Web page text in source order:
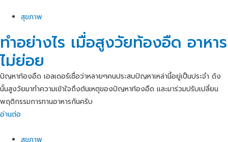
สุขภาพ
ทำอย่างไร เมื่อสูงวัยท้องอืด อาหาร
ไม่ย่อย
ปัญหาท้องอืด เอลเดอร์เชื่อว่าหลายๆคนประสบปัญหาเหล่านี้อยู่เป็นประจำ ดัง
นั้นสูงวัยมาทำความเข้าใจถึงต้นเหตุของปัญหาท้องอืด และมาร่วมปรับเปลี่ยน
พฤติกรรมการทานอาหารกันครับ
อ่านต่อ
สุขภาพ